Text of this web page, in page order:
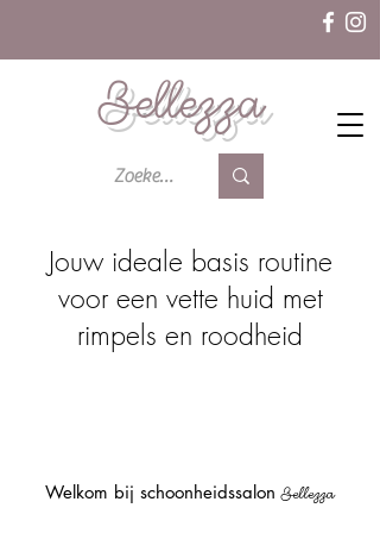
Bellezza
Jouw ideale basis routine
voor een vette huid met
rimpels en roodheid
Welkom bij schoonheidssalonBellezza